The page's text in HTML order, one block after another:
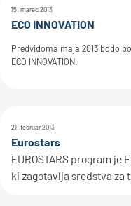
15. marec 2013
ECO INNOVATION
Predvidoma maja 2013 bodo
ECO INNOVATION.
21. februar 2013
Eurostars
EUROSTARS program
ki zagotavlja sredstva za